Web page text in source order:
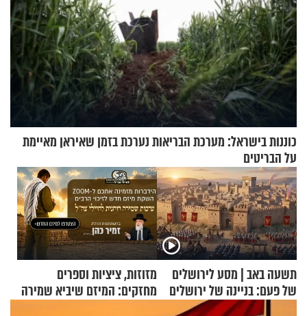
כוננות בישראל: מערכת הבריאות נערכת בזמן שאיראן מאיימת
על הבריטים
תשעה באב | מסע לירושלים
של פעם: בניינה של ירושלים
מזוזות, ציציות וספרים
מחזקים: המיזם שיביא שמירה